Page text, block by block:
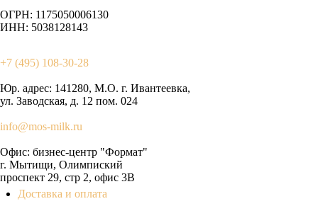
ОГРН: 1175050006130
ИНН: 5038128143
+7 (495) 108-30-28
Юр. адрес: 141280, М.О. г. Ивантеевка,
ул. Заводская, д. 12 пом. 024
info@mos-milk.ru
Офис: бизнес-центр "Формат"
г. Мытищи, Олимпиский
проспект 29, стр 2, офис 3B
Доставка и оплата